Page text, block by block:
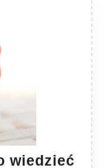
wiedzieć